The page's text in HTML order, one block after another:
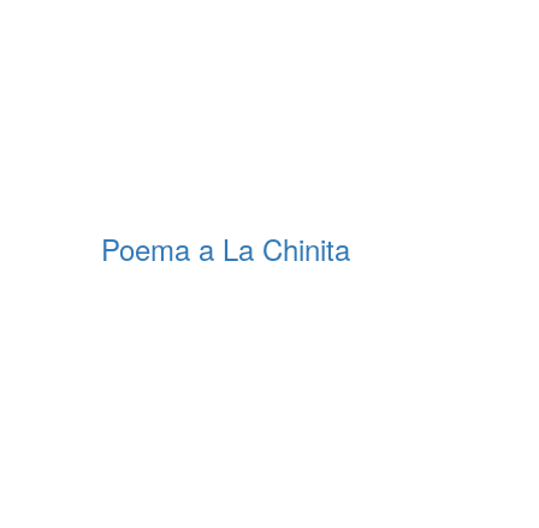
Poema a La Chinita